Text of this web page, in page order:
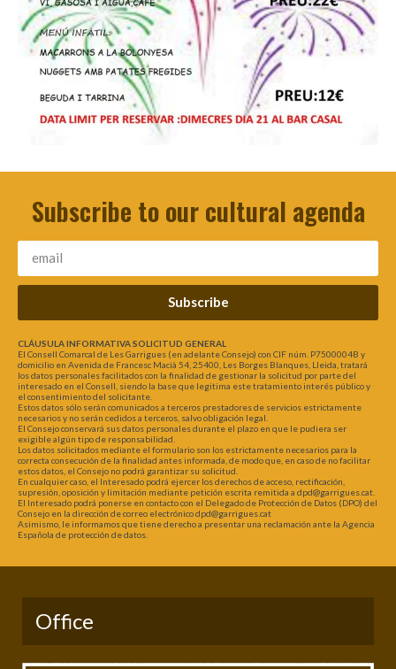
Subscribe to our cultural agenda
Subscribe
CLÁUSULA INFORMATIVA SOLICITUD GENERAL
El Consell Comarcal de Les Garrigues (en adelante Consejo) con CIF núm. P7500004B y
domicilio en Avenida de Francesc Macià 54, 25400, Les Borges Blanques, Lleida, tratará
los datos personales facilitados con la finalidad de gestionar la solicitud por parte del
interesado en el Consell, siendo la base que legitima este tratamiento interés público y
el consentimiento del solicitante.
Estos datos sólo serán comunicados a terceros prestadores de servicios estrictamente
necesarios y no serán cedidos a terceros, salvo obligación legal.
El Consejo conservará sus datos personales durante el plazo en que le pudiera ser
exigible algún tipo de responsabilidad.
Los datos solicitados mediante el formulario son los estrictamente necesarios para la
correcta consecución de la finalidad antes informada, de modo que, en caso de no facilitar
estos datos, el Consejo no podrá garantizar su solicitud.
En cualquier caso, el Interesado podrá ejercer los derechos de acceso, rectificación,
supresión, oposición y limitación mediante petición escrita remitida a dpd@garrigues.cat.
El Interesado podrá ponerse en contacto con el Delegado de Protección de Datos (DPO) del
Consejo en la dirección de correo electrónico dpd@garrigues.cat
Asimismo, le informamos que tiene derecho a presentar una reclamación ante la Agencia
Española de protección de datos.
Office